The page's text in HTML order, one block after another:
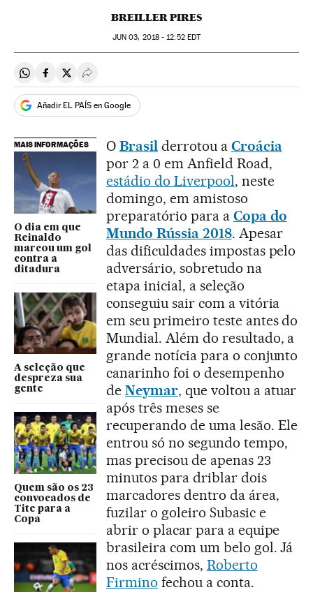
BREILLER PIRES
JUN 03, 2018 - 12:52EDT
Compartir en Whatsapp
Compartir en Facebook
Compartir en Twitter
Desplegar Redes Sociales
Añadir EL PAÍS en Google
MAIS INFORMAÇÕES
O dia em que
Reinaldo
marcou um gol
contra a
ditadura
A seleção que
despreza sua
gente
Quem são os 23
convocados de
Tite para a
Copa
O Brasil derrotou a Croácia
por 2 a 0 em Anfield Road,
estádio do Liverpool, neste
domingo, em amistoso
preparatório para a Copa do
Mundo Rússia 2018. Apesar
das dificuldades impostas pelo
adversário, sobretudo na
etapa inicial, a seleção
conseguiu sair com a vitória
em seu primeiro teste antes do
Mundial. Além do resultado, a
grande notícia para o conjunto
canarinho foi o desempenho
de Neymar, que voltou a atuar
após três meses se
recuperando de uma lesão. Ele
entrou só no segundo tempo,
mas precisou de apenas 23
minutos para driblar dois
marcadores dentro da área,
fuzilar o goleiro Subasic e
abrir o placar para a equipe
brasileira com um belo gol. Já
nos acréscimos, Roberto
Firmino fechou a conta.